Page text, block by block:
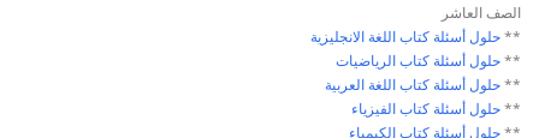
الصف العاشر
**حلول أسئلة كتاباللغة الانجليزية
**حلول أسئلة كتابالرياضيات
**حلول أسئلة كتاباللغة العربية
**حلول أسئلة كتابالفيزياء
**حلول أسئلة كتابالكيمياء